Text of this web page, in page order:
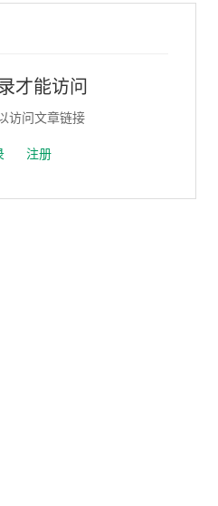
才能访问
访问文章链接
注册